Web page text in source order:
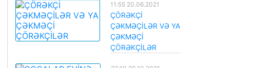
11:55 20.06.2021
ÇÖRƏKÇİ
ÇƏKMƏÇİLƏR VƏ YA
ÇƏKMƏÇİ
ÇÖRƏKÇİLƏR